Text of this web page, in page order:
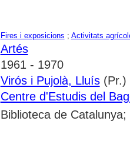
Fires i exposicions ; Activitats
Artés
1961 - 1970
Virós i Pujolà, Lluís(Pr.)
Centre d'Estudis del
Biblioteca de